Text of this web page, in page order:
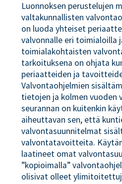
Luonnoksen perustelujen
valtakunnallisten
on luoda yhteiset
valvonnalle eri toimialoilla
toimialakohtaisten
tarkoituksena on ohjata
periaatteiden ja
Valvontaohjelmien
tietojen ja kolmen vuoden
seurannan on kuitenkin
aiheuttavan sen, että
valvontasuunnitelmat
valvontatavoitteita.
laatineet omat
”kopioimalla”
olisivat olleet